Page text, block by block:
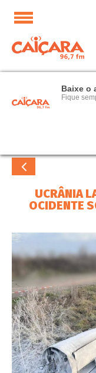
Baixe o
Fique
UCRÂNIA
OCIDENTE